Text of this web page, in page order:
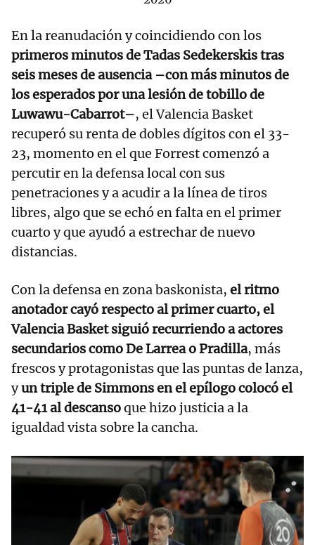
En la reanudación y coincidiendo con los
primeros minutos de Tadas Sedekerskis tras
seis meses de ausencia –con más minutos de
los esperados por una lesión de tobillo de
Luwawu-Cabarrot–, el Valencia Basket
recuperó su renta de dobles dígitos con el 33-
23, momento en el que Forrest comenzó a
percutir en la defensa local con sus
penetraciones y a acudir a la línea de tiros
libres, algo que se echó en falta en el primer
cuarto y que ayudó a estrechar de nuevo
distancias.
Con la defensa en zona baskonista, el ritmo
anotador cayó respecto al primer cuarto, el
Valencia Basket siguió recurriendo a actores
secundarios como De Larrea o Pradilla, más
frescos y protagonistas que las puntas de lanza,
yun triple de Simmons en el epílogo colocó el
41-41 al descansoque hizo justicia a la
igualdad vista sobre la cancha.